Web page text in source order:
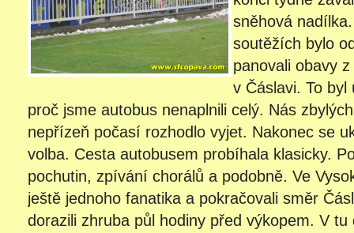
sněhová
soutěžích bylo
panovali obavy
v Čáslavi. To byl
proč jsme autobus nenaplnili celý. Nás
nepřízeň počasí rozhodlo vyjet. Nakonec se
volba. Cesta autobusem probíhala klasicky.
pochutin, zpívání chorálů a podobně. Ve
ještě jednoho fanatika a pokračovali směr
dorazili zhruba půl hodiny před výkopem. V